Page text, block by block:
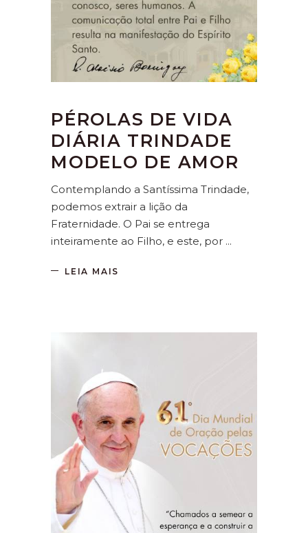
PÉROLAS DE VIDA
DIÁRIA TRINDADE
MODELO DE AMOR
Contemplando a Santíssima Trindade,
podemos extrair a lição da
Fraternidade. O Pai se entrega
inteiramente ao Filho, e este, por
LEIA MAIS